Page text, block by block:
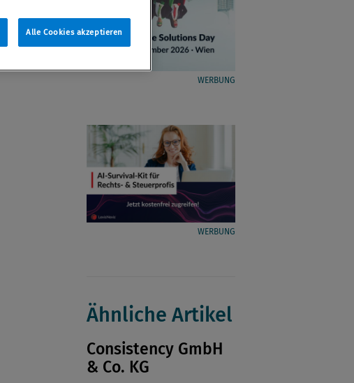
WERBUNG
WERBUNG
Ähnliche Artikel
Consistency GmbH
& Co. KG
Alle Cookies akzeptieren